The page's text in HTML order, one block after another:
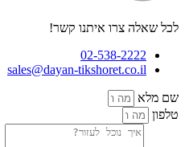
לכל שאלה צרו איתנו קשר!
02-538-2222
sales@dayan-tikshoret.co.il
שם מלא
טלפון